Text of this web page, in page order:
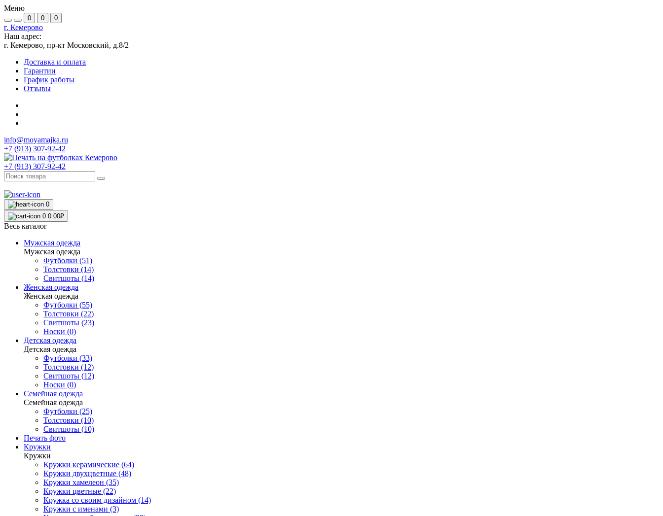
Меню
0 0 0
г. Кемерово
Наш адрес:
г. Кемерово, пр-кт Московский, д.8/2
Доставка и оплата
Гарантии
График работы
Отзывы
info@moyamajka.ru
+7 (913) 307-92-42
+7 (913) 307-92-42
0
0 0.00₽
Весь каталог
Мужская одежда
Мужская одежда
Футболки (51)
Толстовки (14)
Свитшоты (14)
Женская одежда
Женская одежда
Футболки (55)
Толстовки (22)
Свитшоты (23)
Носки (0)
Детская одежда
Детская одежда
Футболки (33)
Толстовки (12)
Свитшоты (12)
Носки (0)
Семейная одежда
Семейная одежда
Футболки (25)
Толстовки (10)
Свитшоты (10)
Печать фото
Кружки
Кружки
Кружки керамические (64)
Кружки двухцветные (48)
Кружки хамелеон (35)
Кружки цветные (22)
Кружка со своим дизайном (14)
Кружки с именами (3)